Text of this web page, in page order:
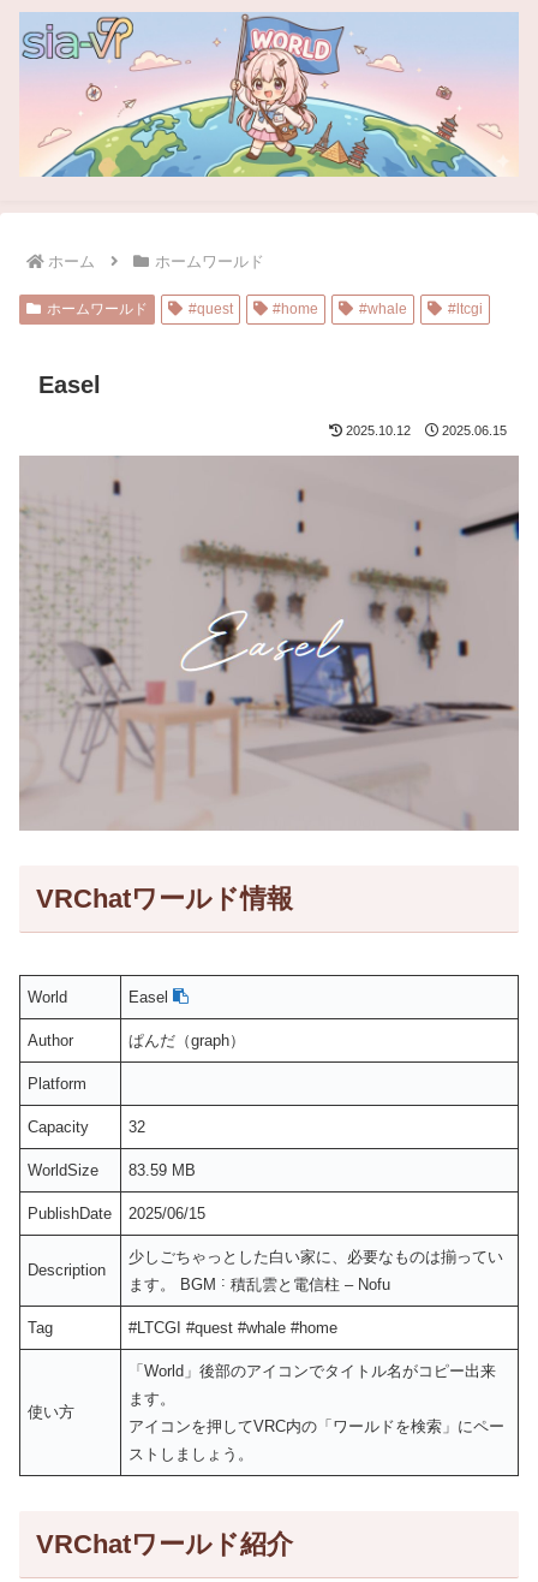
ホーム ホームワールド
ホームワールド #quest #home #whale #ltcgi
Easel
2025.10.12 2025.06.15
VRChatワールド情報
World Easel
Author ぱんだ（graph）
Platform
Capacity 32
WorldSize 83.59 MB
PublishDate 2025/06/15
Description
少しごちゃっとした白い家に、必要なものは揃ってい
ます。 BGM ˸ 積乱雲と電信柱 – Nofu
Tag #LTCGI #quest #whale #home
使い方
「World」後部のアイコンでタイトル名がコピー出来
ます。
アイコンを押してVRC内の「ワールドを検索」にペー
ストしましょう。
VRChatワールド紹介